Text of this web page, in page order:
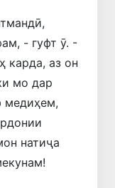
- гуфт ӯ. -
карда, аз он
мо дар
медиҳем,
натиҷа